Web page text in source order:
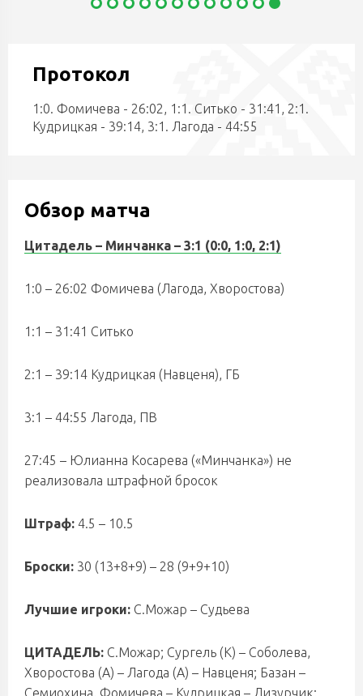
Протокол
1:0. Фомичева - 26:02, 1:1. Ситько - 31:41, 2:1.
Кудрицкая - 39:14, 3:1. Лагода - 44:55
Обзор матча
Цитадель – Минчанка – 3:1 (0:0, 1:0, 2:1)
1:0 – 26:02 Фомичева (Лагода, Хворостова)
1:1 – 31:41 Ситько
2:1 – 39:14 Кудрицкая (Навценя), ГБ
3:1 – 44:55 Лагода, ПВ
27:45 – Юлианна Косарева («Минчанка») не
реализовала штрафной бросок
Штраф: 4.5 – 10.5
Броски: 30 (13+8+9) – 28 (9+9+10)
Лучшие игроки: С.Можар – Судьева
ЦИТАДЕЛЬ: С.Можар; Сургель (К) – Соболева,
Хворостова (А) – Лагода (А) – Навценя; Базан –
Семиохина, Фомичева – Кудрицкая – Лизурчик;